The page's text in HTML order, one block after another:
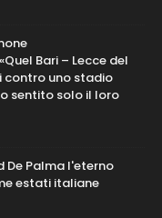
Bari – Lecce del
contro uno stadio
sentito solo il loro
De Palma l'eterno
estati italiane